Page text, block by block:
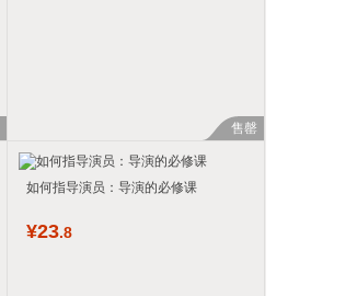
售罄
如何指导演员：导演的必修课
¥23.8